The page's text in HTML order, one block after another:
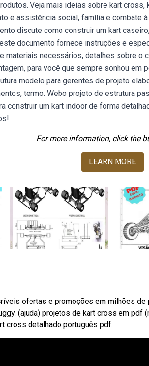
Veja mais ideias sobre kart cross,
e assistência social, família e combate
discute como construir um kart
documento fornece instruções e
materiais necessários, detalhes sobre o
para você que sempre sonhou em
modelo para gerentes de projeto
termo. Webo projeto de estrutura
construir um kart indoor de forma
For more information, click the
LEARN MORE
ofertas e promoções em milhões
(ajuda) projetos de kart cross em pdf
cross detalhado português pdf.